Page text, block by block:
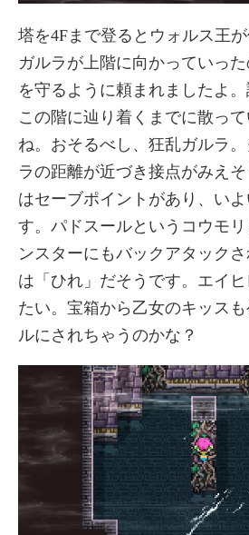
塔を4Fまで登るとウォルス王が
ガルラが上階に向かっていっ
を守るように頼まれましたよ。
この階に辿り着くまでに散っ
ね。おそるべし、狂乱ガルラ
ラの距離が近づき接点がみえ
はセーブポイントがあり、い
す。パドスールというコウモ
ンスターにもバックアタック
は「ひれ」だそうです。エイ
たい。宝箱から乙女のキッス
ルにされちゃうのかな？